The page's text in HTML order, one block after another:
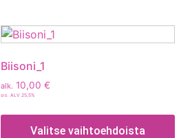
Biisoni_1
alk. 10,00 €
sis. ALV 25,5%
Valitse vaihtoehdoista